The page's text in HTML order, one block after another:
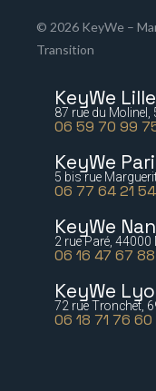
© 2026 KeyWe –
Transition
KeyWe Lille
87 rue du
06 59 70 99
KeyWe
5 bis rue
06 77 64 21 54
KeyWe
2 rue Paré, 44000
06 16 47 67 88
KeyWe
72 rue Tronchet,
06 18 71 76 60